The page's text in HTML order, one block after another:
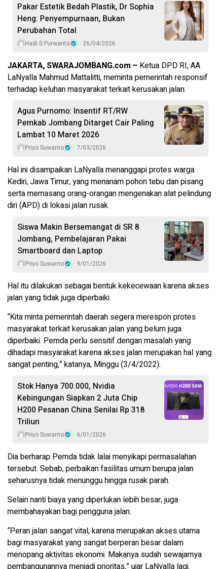
Pakar Estetik Bedah Plastik, Dr Sophia
Heng: Penyempurnaan, Bukan
Perubahan Total
Hadi S Purwanto 26/04/2026
JAKARTA, SWARAJOMBANG.com – Ketua DPD RI, AA
LaNyalla Mahmud Mattalitti, meminta pemerintah responsif
terhadap keluhan masyarakat terkait kerusakan jalan.
Agus Purnomo: Insentif RT/RW
Pemkab Jombang Ditarget Cair Paling
Lambat 10 Maret 2026
Priyo Suwarno 7/03/2026
Hal ini disampaikan LaNyalla menanggapi protes warga
Kediri, Jawa Timur, yang menanam pohon tebu dan pisang
serta memasang orang-orangan mengenakan alat pelindung
diri (APD) di lokasi jalan rusak.
Siswa Makin Bersemangat di SR 8
Jombang, Pembelajaran Pakai
Smartboard dan Laptop
Priyo Suwarno 9/01/2026
Hal itu dilakukan sebagai bentuk kekecewaan karena akses
jalan yang tidak juga diperbaiki.
“Kita minta pemerintah daerah segera merespon protes
masyarakat terkait kerusakan jalan yang belum juga
diperbaiki. Pemda perlu sensitif dengan masalah yang
dihadapi masyarakat karena akses jalan merupakan hal yang
sangat penting,” katanya, Minggu (3/4/2022).
Stok Hanya 700.000, Nvidia
Kebingungan Siapkan 2 Juta Chip
H200 Pesanan China Senilai Rp 318
Triliun
Priyo Suwarno 6/01/2026
Dia berharap Pemda tidak lalai menyikapi permasalahan
tersebut. Sebab, perbaikan fasilitas umum berupa jalan
seharusnya tidak menunggu hingga rusak parah.
Selain nanti biaya yang diperlukan lebih besar, juga
membahayakan bagi pengguna jalan.
“Peran jalan sangat vital, karena merupakan akses utama
bagi masyarakat yang sangat berperan besar dalam
menopang aktivitas ekonomi. Makanya sudah sewajarnya
pembangunannya menjadi prioritas,” ujar LaNyalla lagi.